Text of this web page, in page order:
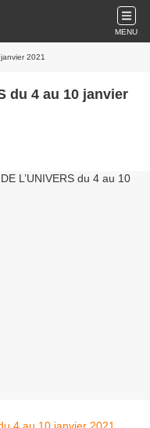
MENU
2021
du 4 au 10 janvier